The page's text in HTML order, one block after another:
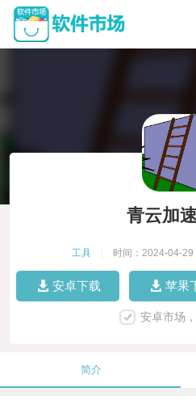
青云加
工具 时间：2024-04-29
安卓下载 苹果
安卓市场
简介